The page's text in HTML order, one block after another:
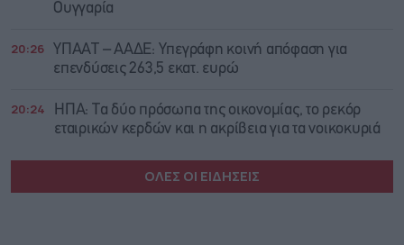
Ουγγαρία
20:26
ΥΠΑΑΤ – ΑΑΔΕ: Υπεγράφη κοινή απόφαση για
επενδύσεις 263,5 εκατ. ευρώ
20:24
ΗΠΑ: Τα δύο πρόσωπα της οικονομίας, το ρεκόρ
εταιρικών κερδών και η ακρίβεια για τα νοικοκυριά
ΟΛΕΣ ΟΙ ΕΙΔΗΣΕΙΣ